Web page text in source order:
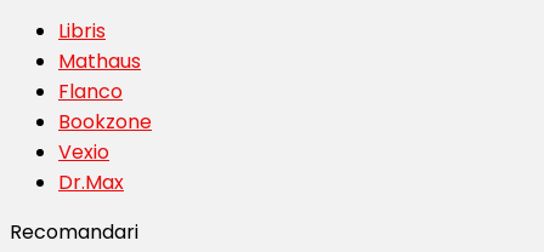
Libris
Mathaus
Flanco
Bookzone
Vexio
Dr.Max
Recomandari